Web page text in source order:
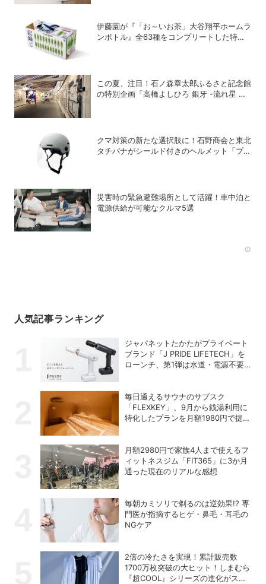
伊藤園が『「お～いお茶」大谷翔平ホームラ
ンボトル』全63種をコンプリートした特別
この夏、注目！石ノ森章太郎ふるさと記念館
の特別企画「高橋よしひろ 銀牙 -流れ星 銀-
クマ対策の新たな選択肢に！石野商会と東北
タチバナがシールド付きのヘルメット「プロ
災害時の緊急避難場所として活躍！車中泊と
電源供給が可能なクルマ5選
人気記事ランキング
ジャパネットたかたがプライベート
ブランド「J PRIDE LIFETECH」を
ローンチ、第1弾は水道・電源不要
毎日通えるサウナのサブスク
「FLEXKEY」、9月から銭湯利用に
特化したプランを月額1980円で提供
月額2980円で家族4人まで使えるフ
ィットネスジム「FIT365」に3か月
通った現在のリアルな感想
毎朝カミソリで剃るのは逆効果!? 専
門医が指摘するヒゲ・鼻毛・耳毛の
NGケア
2倍の冷たさを実現！累計販売数
1700万枚突破の大ヒット！しまむら
『超COOL』シリーズの進化がスゴ